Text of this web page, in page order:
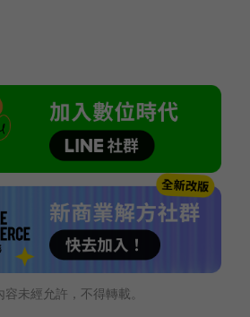
未經允許，不得轉載。